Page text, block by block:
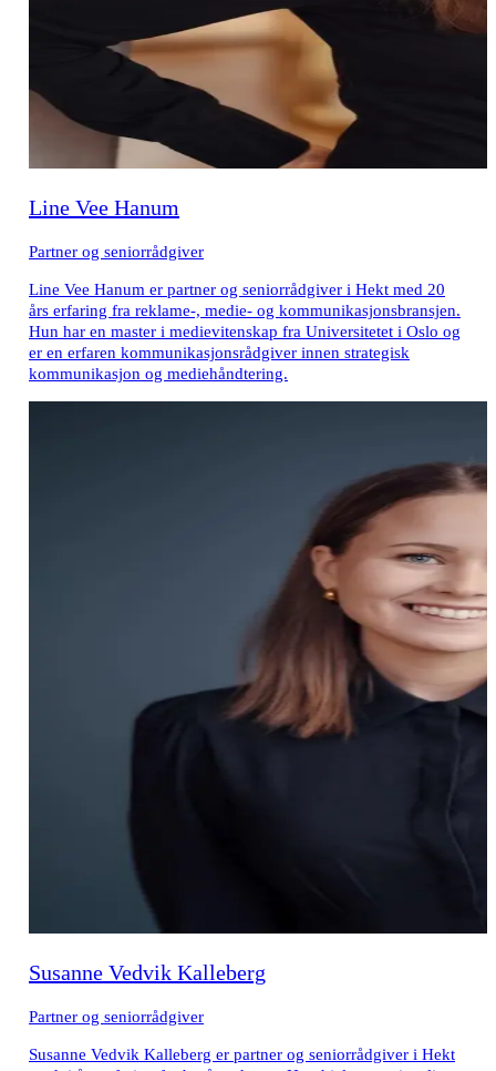
Line Vee Hanum
Partner og seniorrådgiver
Line Vee Hanum er partner og seniorrådgiver i Hekt med 20
års erfaring fra reklame-, medie- og kommunikasjonsbransjen.
Hun har en master i medievitenskap fra Universitetet i Oslo og
er en erfaren kommunikasjonsrådgiver innen strategisk
kommunikasjon og mediehåndtering.
Susanne Vedvik Kalleberg
Partner og seniorrådgiver
Susanne Vedvik Kalleberg er partner og seniorrådgiver i Hekt